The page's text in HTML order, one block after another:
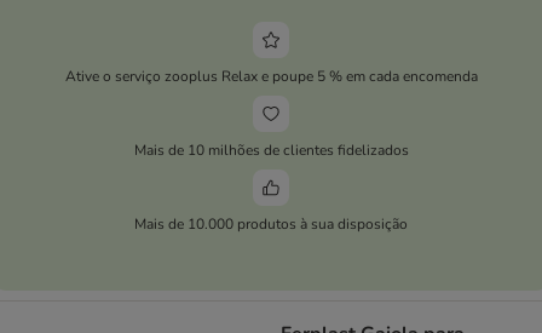
Ative o serviço zooplus Relax e poupe 5 % em cada encomenda
Mais de 10 milhões de clientes fidelizados
Mais de 10.000 produtos à sua disposição